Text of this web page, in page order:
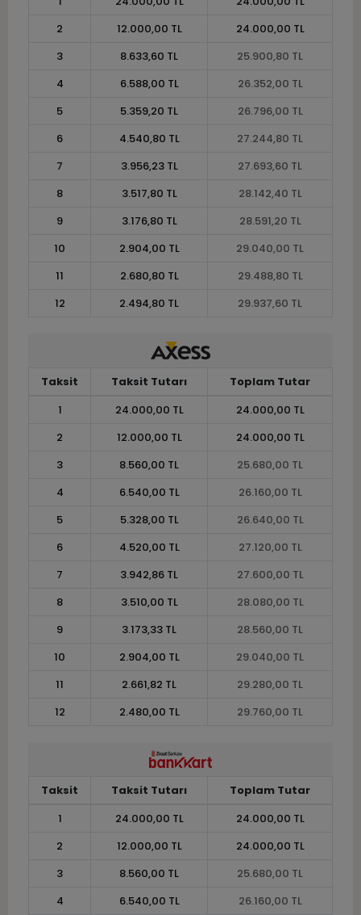
2
12.000,00 TL
24.000,00 TL
3
8.633,60 TL
25.900,80 TL
4
6.588,00 TL
26.352,00 TL
5
5.359,20 TL
26.796,00 TL
6
4.540,80 TL
27.244,80 TL
7
3.956,23 TL
27.693,60 TL
8
3.517,80 TL
28.142,40 TL
9
3.176,80 TL
28.591,20 TL
10
2.904,00 TL
29.040,00 TL
11
2.680,80 TL
29.488,80 TL
12
2.494,80 TL 29.937,60 TL
Taksit Taksit Tutarı
Toplam Tutar
1
24.000,00 TL
24.000,00 TL
2
12.000,00 TL
24.000,00 TL
3
8.560,00 TL
25.680,00 TL
4
6.540,00 TL
26.160,00 TL
5
5.328,00 TL
26.640,00 TL
6
4.520,00 TL
27.120,00 TL
7
3.942,86 TL
27.600,00 TL
8
3.510,00 TL
28.080,00 TL
9
3.173,33 TL
28.560,00 TL
10
2.904,00 TL
29.040,00 TL
11
2.661,82 TL
29.280,00 TL
12
2.480,00 TL 29.760,00 TL
Taksit Taksit Tutarı
Toplam Tutar
1
24.000,00 TL
24.000,00 TL
2
12.000,00 TL
24.000,00 TL
3
8.560,00 TL
25.680,00 TL
4
6.540,00 TL
26.160,00 TL